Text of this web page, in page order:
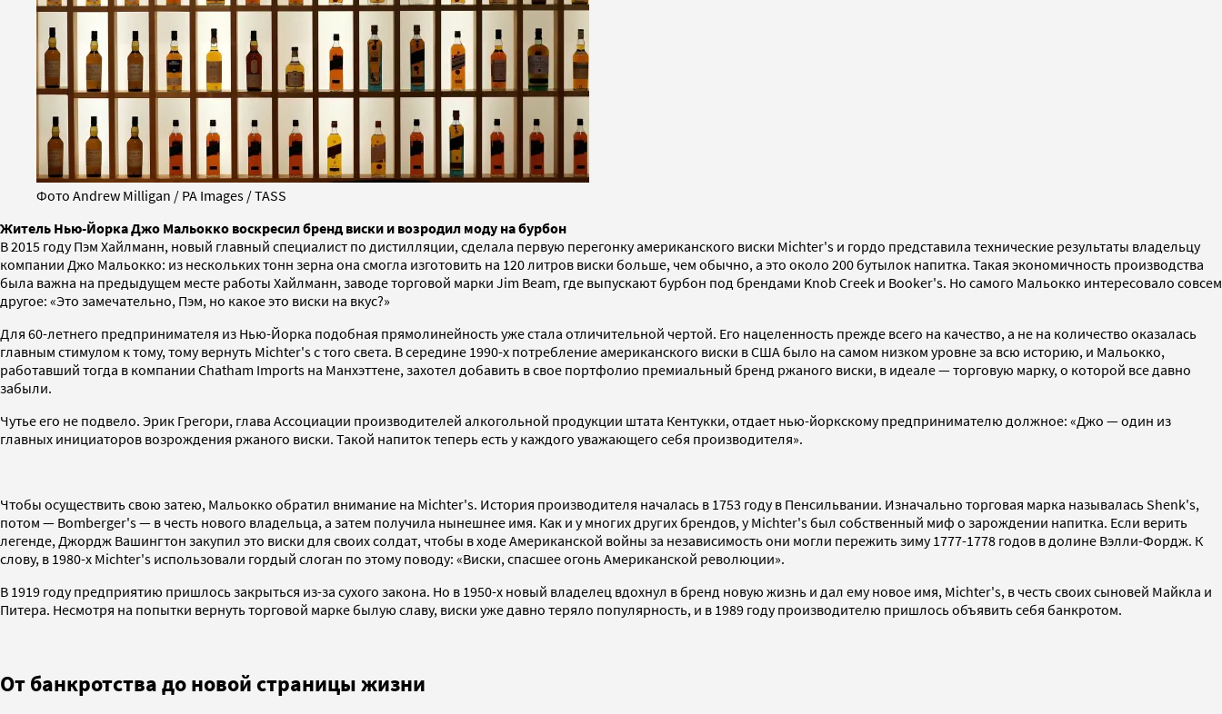
Фото Andrew Milligan / PA Images / TASS
Житель Нью-Йорка Джо Мальокко воскресил бренд виски и возродил моду на бурбон
В 2015 году Пэм Хайлманн, новый главный специалист по дистилляции, сделала первую перегонку американского виски Michter's и гордо представила технические результаты владельцу
компании Джо Мальокко: из нескольких тонн зерна она смогла изготовить на 120 литров виски больше, чем обычно, а это около 200 бутылок напитка. Такая экономичность производства
была важна на предыдущем месте работы Хайлманн, заводе торговой марки Jim Beam, где выпускают бурбон под брендами Knob Creek и Booker's. Но самого Мальокко интересовало совсем
другое: «Это замечательно, Пэм, но какое это виски на вкус?»
Для 60-летнего предпринимателя из Нью-Йорка подобная прямолинейность уже стала отличительной чертой. Его нацеленность прежде всего на качество, а не на количество оказалась
главным стимулом к тому, тому вернуть Michter's с того света. В середине 1990-х потребление американского виски в США было на самом низком уровне за всю историю, и Мальокко,
работавший тогда в компании Chatham Imports на Манхэттене, захотел добавить в свое портфолио премиальный бренд ржаного виски, в идеале — торговую марку, о которой все давно
забыли.
Чутье его не подвело. Эрик Грегори, глава Ассоциации производителей алкогольной продукции штата Кентукки, отдает нью-йоркскому предпринимателю должное: «Джо — один из
главных инициаторов возрождения ржаного виски. Такой напиток теперь есть у каждого уважающего себя производителя».
Чтобы осуществить свою затею, Мальокко обратил внимание на Michter's. История производителя началась в 1753 году в Пенсильвании. Изначально торговая марка называлась Shenk's,
потом — Bomberger's — в честь нового владельца, а затем получила нынешнее имя. Как и у многих других брендов, у Michter's был собственный миф о зарождении напитка. Если верить
легенде, Джордж Вашингтон закупил это виски для своих солдат, чтобы в ходе Американской войны за независимость они могли пережить зиму 1777-1778 годов в долине Вэлли-Фордж. К
слову, в 1980-х Michter's использовали гордый слоган по этому поводу: «Виски, спасшее огонь Американской революции».
В 1919 году предприятию пришлось закрыться из-за сухого закона. Но в 1950-х новый владелец вдохнул в бренд новую жизнь и дал ему новое имя, Michter's, в честь своих сыновей Майкла и
Питера. Несмотря на попытки вернуть торговой марке былую славу, виски уже давно теряло популярность, и в 1989 году производителю пришлось объявить себя банкротом.
От банкротства до новой страницы жизни